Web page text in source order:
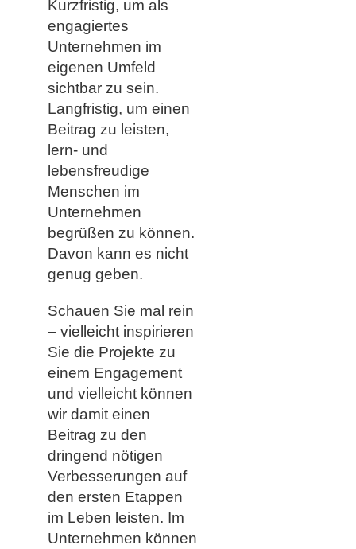
Kurzfristig, um als
engagiertes
Unternehmen im
eigenen Umfeld
sichtbar zu sein.
Langfristig, um einen
Beitrag zu leisten,
lern- und
lebensfreudige
Menschen im
Unternehmen
begrüßen zu können.
Davon kann es nicht
genug geben.
Schauen Sie mal rein
– vielleicht inspirieren
Sie die Projekte zu
einem Engagement
und vielleicht können
wir damit einen
Beitrag zu den
dringend nötigen
Verbesserungen auf
den ersten Etappen
im Leben leisten. Im
Unternehmen können